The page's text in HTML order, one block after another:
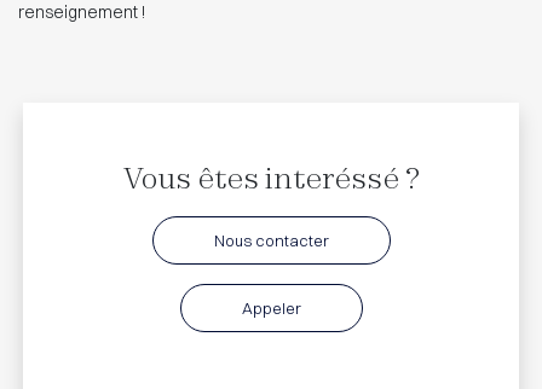
renseignement !
Vous êtes interéssé ?
Nous contacter
Appeler